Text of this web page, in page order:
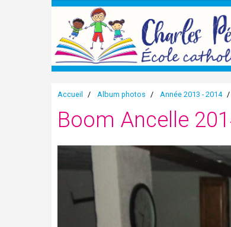
Accueil Album photos Année 2013 - 2014
Boom Ancelle